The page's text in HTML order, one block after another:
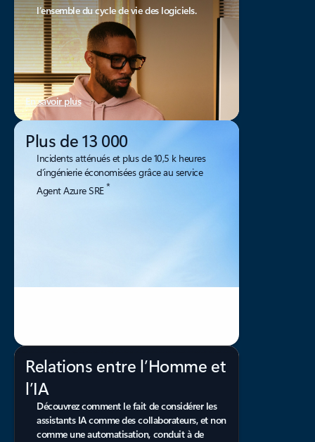
l’ensemble du cycle de vie des logiciels.
En savoir plus
Plus de 13 000
Incidents atténués et plus de 10,5 k heures
d’ingénierie économisées grâce au service
Agent Azure SRE*
Relations entre l’Homme et
l’IA
Découvrez comment le fait de considérer les
assistants IA comme des collaborateurs, et non
comme une automatisation, conduit à de